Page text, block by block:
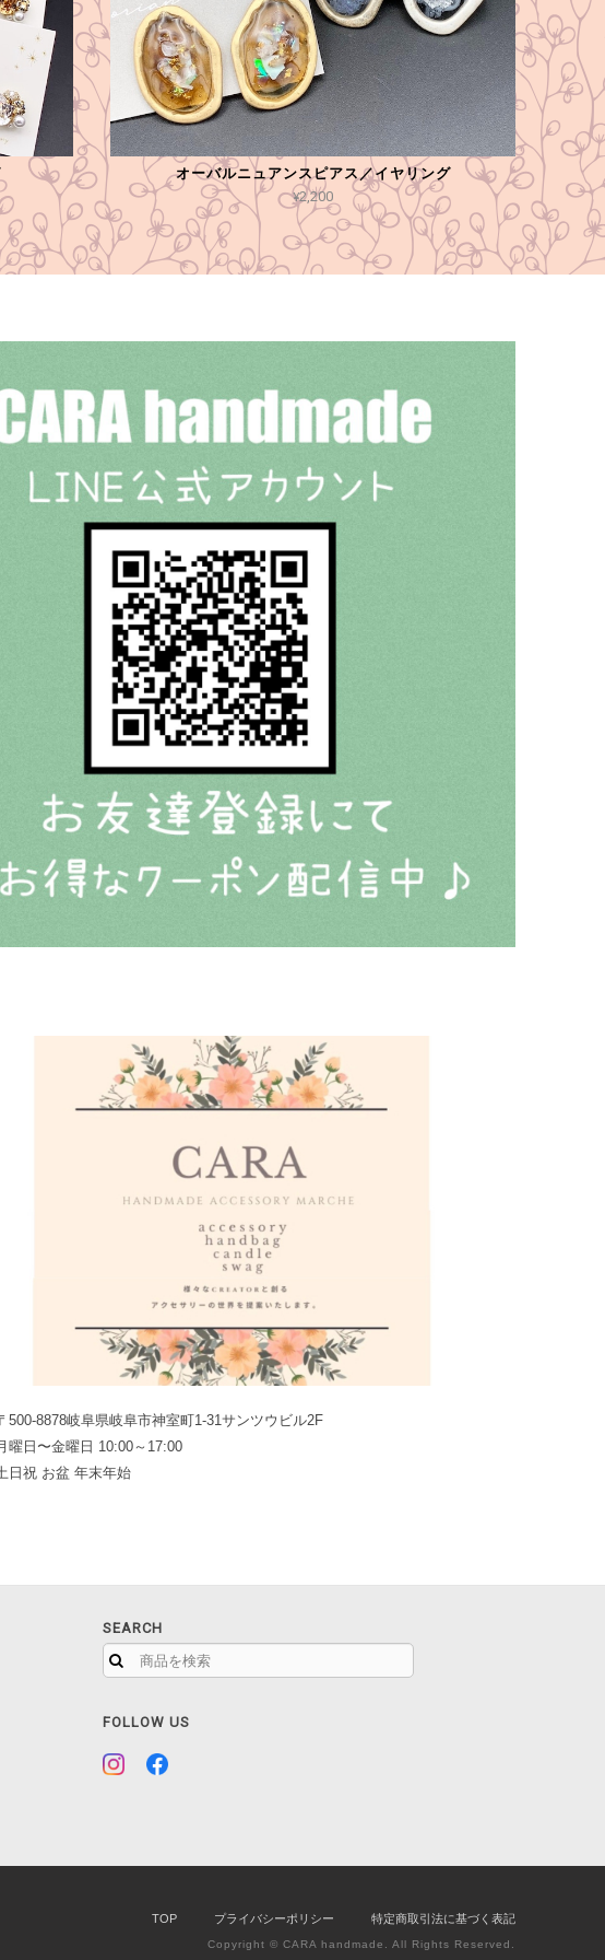
オーバルニュアンスピアス／イヤリング
¥2,200
500-8878岐阜県岐阜市神室町1-31サンツウビル2F
曜日〜金曜日 10:00～17:00
日祝 お盆 年末年始
SEARCH
FOLLOW US
TOP プライバシーポリシー 特定商取引法に基づく表記
Copyright © CARA handmade. All Rights Reserved.